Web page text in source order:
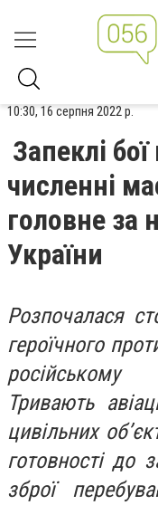
10:30, 16 серпня 2022 р.
Запеклі
численні
головне за
України
Розпочалася
героїчного
російському
Тривають
цивільних
готовності до
зброї